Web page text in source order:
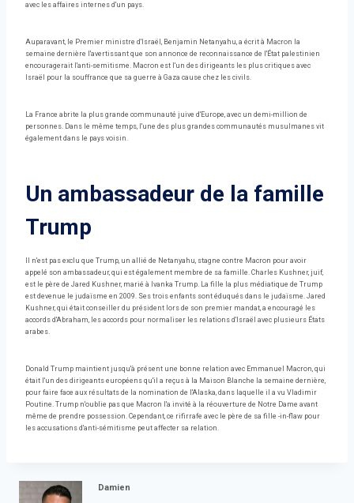
avec les affaires internes d'un pays.
Auparavant, le Premier ministre d'Israël, Benjamin Netanyahu, a écrit à Macron la
semaine dernière l'avertissant que son annonce de reconnaissance de l'État palestinien
encouragerait l'anti-semitisme. Macron est l'un des dirigeants les plus critiques avec
Israël pour la souffrance que sa guerre à Gaza cause chez les civils.
La France abrite la plus grande communauté juive d'Europe, avec un demi-million de
personnes. Dans le même temps, l'une des plus grandes communautés musulmanes vit
également dans le pays voisin.
Un ambassadeur de la famille
Trump
Il n'est pas exclu que Trump, un allié de Netanyahu, stagne contre Macron pour avoir
appelé son ambassadeur, qui est également membre de sa famille. Charles Kushner, juif,
est le père de Jared Kushner, marié à Ivanka Trump. La fille la plus médiatique de Trump
est devenue le judaïsme en 2009. Ses trois enfants sont éduqués dans le judaïsme. Jared
Kushner, qui était conseiller du président lors de son premier mandat, a encouragé les
accords d'Abraham, les accords pour normaliser les relations d'Israël avec plusieurs États
arabes.
Donald Trump maintient jusqu'à présent une bonne relation avec Emmanuel Macron, qui
était l'un des dirigeants européens qu'il a reçus à la Maison Blanche la semaine dernière,
pour faire face aux résultats de la nomination de l'Alaska, dans laquelle il a vu Vladimir
Poutine. Trump n'oublie pas que Macron l'a invité à la réouverture de Notre Dame avant
même de prendre possession. Cependant, ce rifirrafe avec le père de sa fille -in-flaw pour
les accusations d'anti-sémitisme peut affecter sa relation.
Damien